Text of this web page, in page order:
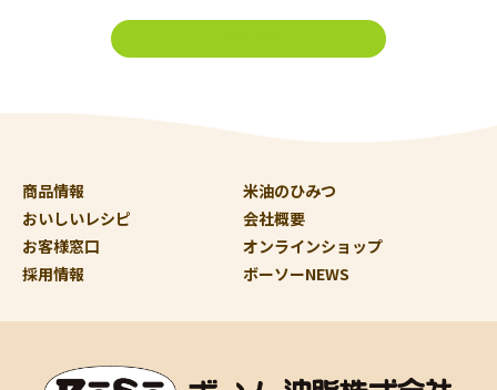
商品情報
米油のひみつ
おいしいレシピ
会社概要
お客様窓口
オンラインショップ
採用情報
ボーソーNEWS